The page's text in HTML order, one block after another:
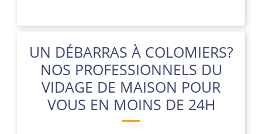
UN DÉBARRAS À COLOMIERS?
NOS PROFESSIONNELS DU
VIDAGE DE MAISON POUR
VOUS EN MOINS DE 24H